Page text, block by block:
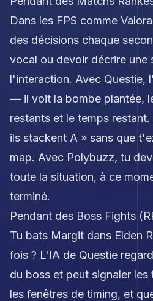
Dans les FPS comme
des décisions chaque
vocal ou devoir décrire une
l'interaction. Avec Questie,
— il voit la bombe plantée,
restants et le temps
ils stackent A » sans que
map. Avec Polybuzz, tu
toute la situation, à ce
terminé.
Pendant des Boss Fights
Tu bats Margit dans Elden
fois ? L'IA de Questie
du boss et peut signaler les
les fenêtres de timing, et